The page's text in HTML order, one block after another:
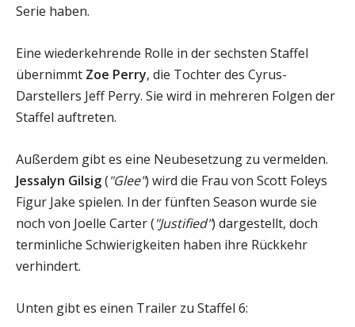
Serie haben.
Eine wiederkehrende Rolle in der sechsten Staffel
übernimmt Zoe Perry, die Tochter des Cyrus-
Darstellers Jeff Perry. Sie wird in mehreren Folgen der
Staffel auftreten.
Außerdem gibt es eine Neubesetzung zu vermelden.
Jessalyn Gilsig("Glee") wird die Frau von Scott Foleys
Figur Jake spielen. In der fünften Season wurde sie
noch von Joelle Carter ("Justified") dargestellt, doch
terminliche Schwierigkeiten haben ihre Rückkehr
verhindert.
Unten gibt es einen Trailer zu Staffel 6: